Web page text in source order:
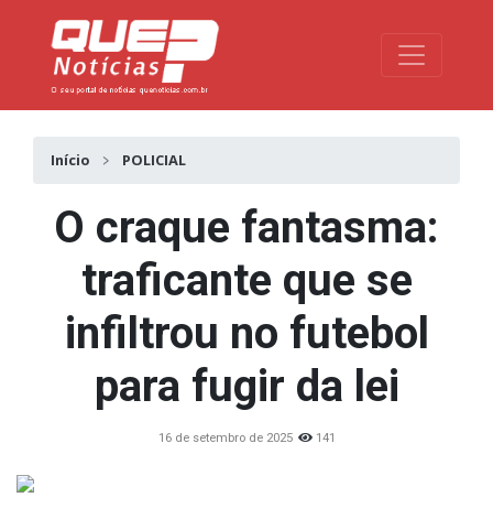
Toggle
Início POLICIAL
O craque fantasma:
traficante que se
infiltrou no futebol
para fugir da lei
16 de setembro de 2025 141